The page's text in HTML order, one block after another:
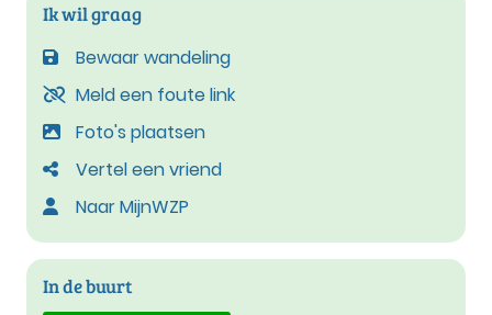
Ik wil graag
Bewaar wandeling
Meld een foute link
Foto's plaatsen
Vertel een vriend
Naar MijnWZP
In de buurt